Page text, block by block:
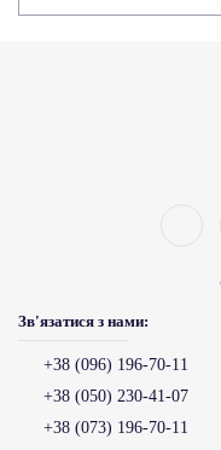
Зв'язатися з нами:
+38 (096) 196-70-11
+38 (050) 230-41-07
+38 (073) 196-70-11